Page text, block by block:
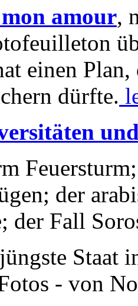
amour,
einen Plan,
dürfte.
der
der Fall
Staat
- von